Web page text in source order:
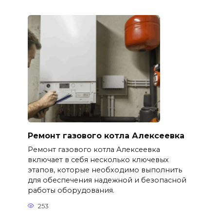
Ремонт газового котла Алексеевка
Ремонт газового котла Алексеевка
включает в себя несколько ключевых
этапов, которые необходимо выполнить
для обеспечения надежной и безопасной
работы оборудования.
253